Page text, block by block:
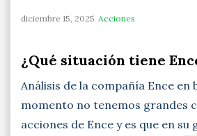
diciembre 15, 2025 Acciones
¿Qué situación tiene
Análisis de la compañía Ence en
momento no tenemos grandes
acciones de Ence y es que en su